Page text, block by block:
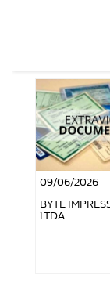
09/06/2026
BYTE
LTDA